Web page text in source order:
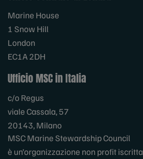
Marine House
1 Snow Hill
London
EC1A 2DH
Ufficio MSC in Italia
c/o Regus
viale Cassala, 57
20143, Milano
MSC Marine Stewardship Council
è un’organizzazione non profit iscritta